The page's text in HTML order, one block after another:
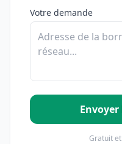
Votre demande
Gratuit